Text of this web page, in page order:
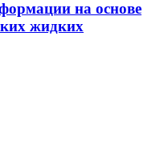
на основе
жидких